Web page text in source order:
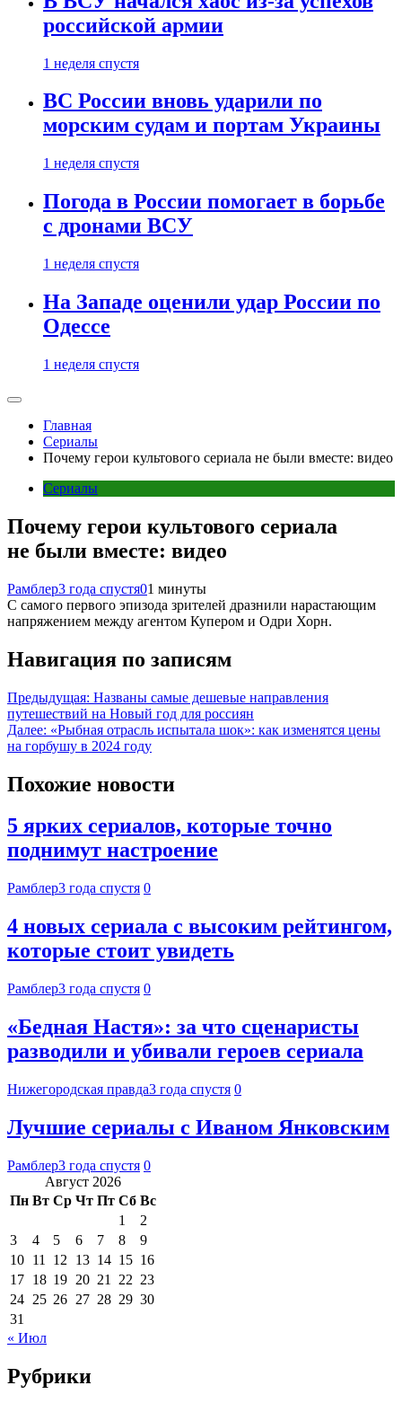
российской армии
1 неделя спустя
ВС России вновь ударили по
морским судам и портам Украины
1 неделя спустя
Погода в России помогает в борьбе
с дронами ВСУ
1 неделя спустя
На Западе оценили удар России по
Одессе
1 неделя спустя
Главная
Сериалы
Почему герои культового сериала не были вместе: видео
Сериалы
Почему герои культового сериала
не были вместе: видео
Рамблер3 года спустя01 минуты
С самого первого эпизода зрителей дразнили нарастающим
напряжением между агентом Купером и Одри Хорн.
Навигация по записям
Предыдущая: Названы самые дешевые направления
путешествий на Новый год для россиян
Далее: «Рыбная отрасль испытала шок»: как изменятся цены
на горбушу в 2024 году
Похожие новости
5 ярких сериалов, которые точно
поднимут настроение
Рамблер3 года спустя 0
4 новых сериала с высоким рейтингом,
которые стоит увидеть
Рамблер3 года спустя 0
«Бедная Настя»: за что сценаристы
разводили и убивали героев сериала
Нижегородская правда3 года спустя 0
Лучшие сериалы с Иваном Янковским
Рамблер3 года спустя 0
Август 2026
Пн Вт Ср Чт Пт Сб Вс
1
2
3
4 5 6 7 8
9
10 11 12 13 14 15 16
17 18 19 20 21 22 23
24 25 26 27 28 29 30
31
« Июл
Рубрики